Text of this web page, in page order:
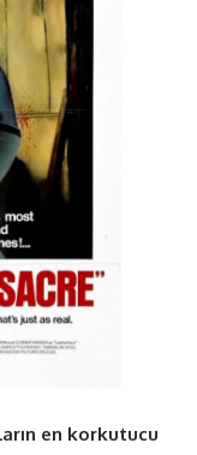
en korkutucu